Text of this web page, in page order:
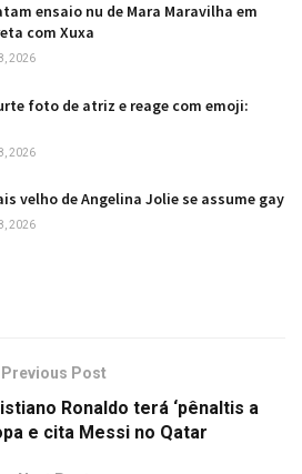
ensaio nu de Mara Maravilha em
com Xuxa
2026
foto de atriz e reage com emoji:
2026
velho de Angelina Jolie se assume gay
2026
Previous Post
Ronaldo terá ‘pênaltis a
e cita Messi no Qatar